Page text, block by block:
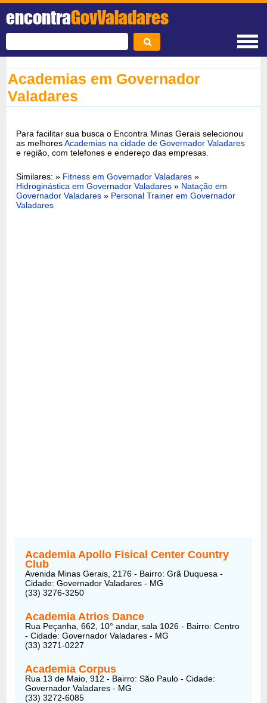
encontraGovValadares
Academias em Governador
Valadares
Para facilitar sua busca o Encontra Minas Gerais selecionou
as melhoresAcademias na cidade de Governador Valadares
e região, com telefones e endereço das empresas.
Similares: » Fitness em Governador Valadares »
Hidroginástica em Governador Valadares » Natação em
Governador Valadares » Personal Trainer em Governador
Valadares
Academia Apollo Fisical Center Country
Club
Avenida Minas Gerais, 2176 - Bairro: Grã Duquesa -
Cidade: Governador Valadares - MG
(33) 3276-3250
Academia Atrios Dance
Rua Peçanha, 662, 10° andar, sala 1026 - Bairro: Centro
- Cidade: Governador Valadares - MG
(33) 3271-0227
Academia Corpus
Rua 13 de Maio, 912 - Bairro: São Paulo - Cidade:
Governador Valadares - MG
(33) 3272-6085